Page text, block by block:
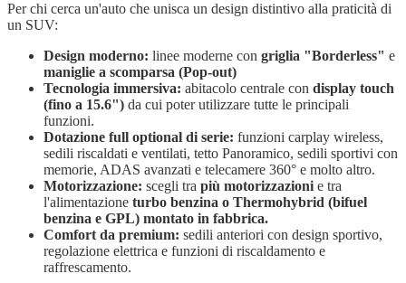
Per chi cerca un'auto che unisca un design distintivo alla praticità di
un SUV:
Design moderno: linee moderne con griglia "Borderless" e
maniglie a scomparsa (Pop-out)
Tecnologia immersiva: abitacolo centrale con display touch
(fino a 15.6") da cui poter utilizzare tutte le principali
funzioni.
Dotazione full optional di serie: funzioni carplay wireless,
sedili riscaldati e ventilati, tetto Panoramico, sedili sportivi con
memorie, ADAS avanzati e telecamere 360° e molto altro.
Motorizzazione: scegli tra più motorizzazioni e tra
l'alimentazione turbo benzina o Thermohybrid (bifuel
benzina e GPL) montato in fabbrica.
Comfort da premium: sedili anteriori con design sportivo,
regolazione elettrica e funzioni di riscaldamento e
raffrescamento.